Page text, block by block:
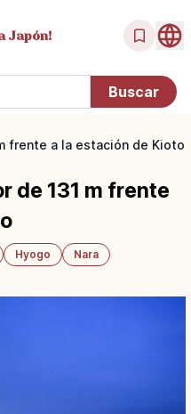
Japón!
frente a la estación de Kioto
de 131 m frente
Hyogo
Nara